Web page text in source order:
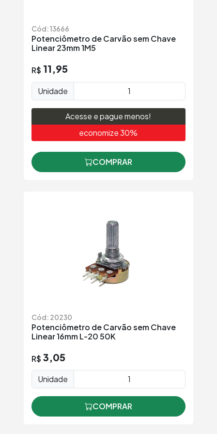
Cód: 13666
Potenciômetro de Carvão sem Chave
Linear 23mm 1M5
R$ 11,95
Unidade
Acesse e pague menos!
economize 30%
COMPRAR
Cód: 20230
Potenciômetro de Carvão sem Chave
Linear 16mm L-20 50K
R$ 3,05
Unidade
COMPRAR